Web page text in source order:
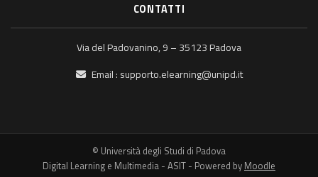
CONTATTI
Via del Padovanino, 9 – 35123 Padova
Email : supporto.elearning@unipd.it
© Università degli Studi di Padova
Digital Learning e Multimedia - ASIT - Powered by Moodle